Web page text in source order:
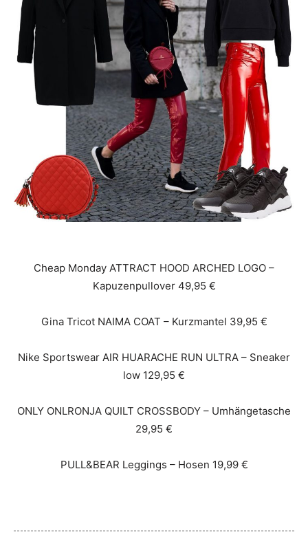
Cheap Monday ATTRACT HOOD ARCHED LOGO –
Kapuzenpullover 49,95 €
Gina Tricot NAIMA COAT – Kurzmantel 39,95 €
Nike Sportswear AIR HUARACHE RUN ULTRA – Sneaker
low 129,95 €
ONLY ONLRONJA QUILT CROSSBODY – Umhängetasche
29,95 €
PULL&BEAR Leggings – Hosen 19,99 €